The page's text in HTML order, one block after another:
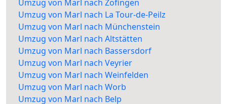
Umzug von Marl nach Zofingen
Umzug von Marl nach La Tour-de-Peilz
Umzug von Marl nach Münchenstein
Umzug von Marl nach Altstätten
Umzug von Marl nach Bassersdorf
Umzug von Marl nach Veyrier
Umzug von Marl nach Weinfelden
Umzug von Marl nach Worb
Umzug von Marl nach Belp